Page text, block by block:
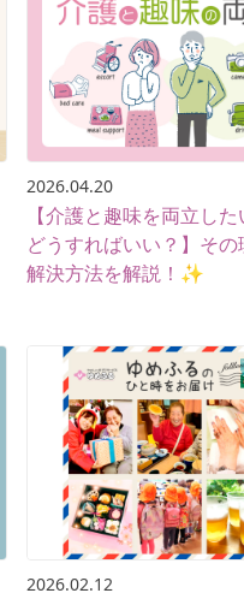
2026.04.20
【介護と趣味を両立し
どうすればいい？】その
解決方法を解説！✨
2026.02.12